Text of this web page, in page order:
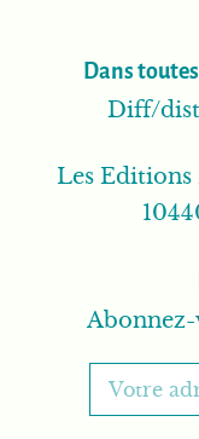
Dans
Diff/
Les Editions